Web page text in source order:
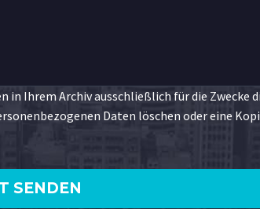
in Ihrem Archiv ausschließlich für die Zwecke
Daten löschen oder eine